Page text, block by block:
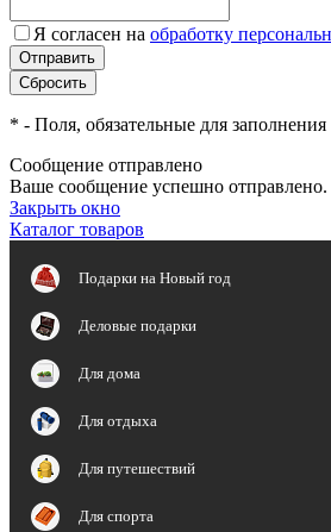
Я согласен на обработку
* - Поля, обязательные для заполнения
Сообщение отправлено
Ваше сообщение успешно
Закрыть окно
Каталог товаров
Подарки на Новый год
Деловые подарки
Для дома
Для отдыха
Для путешествий
Для спорта